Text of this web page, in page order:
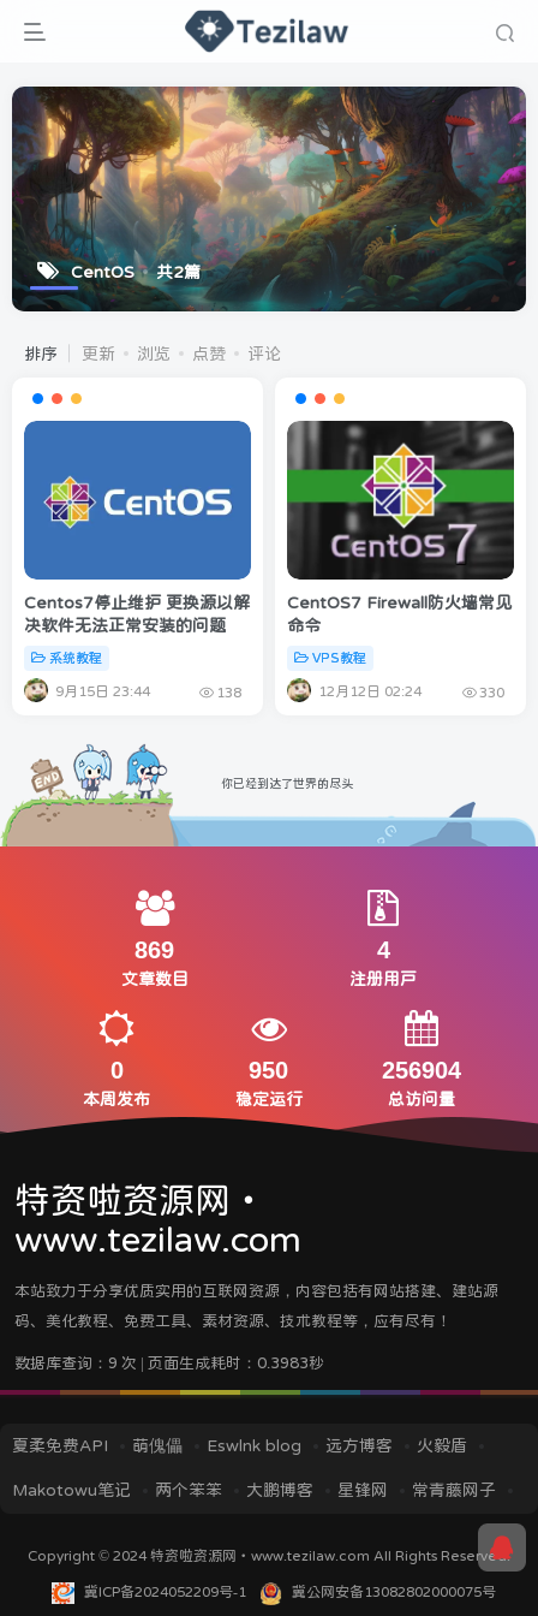
CentOS 共2篇
排序 更新 浏览 点赞 评论
Centos7停止维护 更换源以解
决软件无法正常安装的问题
系统教程
9月15日 23:44 138
CentOS7 Firewall防火墙常见
命令
VPS教程
12月12日 02:24 330
你已经到达了世界的尽头
869
文章数目
4
注册用户
0
本周发布
950
稳定运行
256904
总访问量
特资啦资源网・
www.tezilaw.com
本站致力于分享优质实用的互联网资源，内容包括有网站搭建、建站源
码、美化教程、免费工具、素材资源、技术教程等，应有尽有！
数据库查询：9 次 | 页面生成耗时：0.3983秒
夏柔免费API 萌傀儡 Eswlnk blog 远方博客 火毅盾
Makotowu笔记 两个笨笨 大鹏博客 星锋网 常青藤网子
TITAIKE
黎洛云科技
Copyright © 2024特资啦资源网・www.tezilaw.com All Rights Reserved.
冀ICP备2024052209号-1 冀公网安备13082802000075号